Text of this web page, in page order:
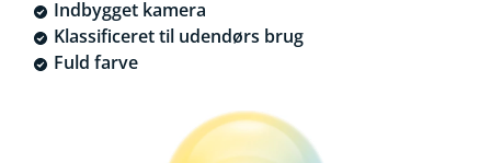
Indbygget kamera
Klassificeret til udendørs brug
Fuld farve